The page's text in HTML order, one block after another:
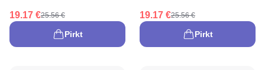
19.17 €25.56 €
Pirkt
19.17 €25.56 €
Pirkt